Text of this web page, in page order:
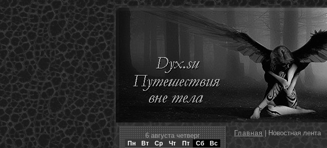
6 августа четверг
Пн Вт Ср Чт Пт Сб
Вс
Главная | Новостная лента